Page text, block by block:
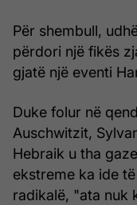
Për shembull,
përdori një fikës
gjatë një eventi
Duke folur në
Auschwitzit,
Hebraik u tha
ekstreme ka ide
radikalë, "ata nuk